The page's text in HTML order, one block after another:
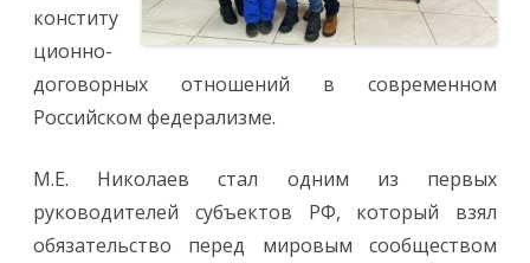
конститу
ционно-
договорных отношений в современном
Российском федерализме.
М.Е. Николаев стал одним из первых
руководителей субъектов РФ, который взял
обязательство перед мировым сообществом